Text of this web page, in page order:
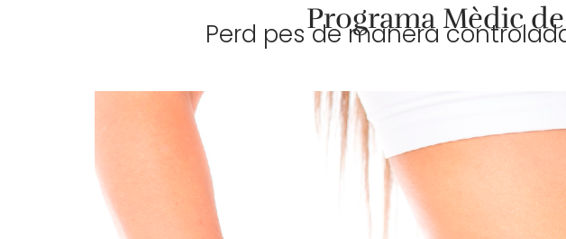
Programa Mèdic
Perd pes de manera